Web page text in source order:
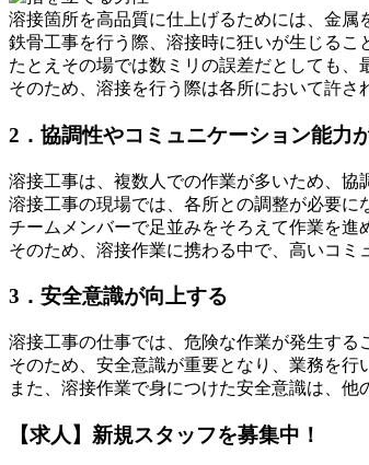
溶接箇所を高品質に仕上げるためには、金属
鉄骨工事を行う際、溶接時に狂いが生じるこ
たとえその場では数ミリの誤差だとしても、
そのため、溶接を行う際は各所において許さ
2．協調性やコミュニケーション能力
溶接工事は、複数人での作業が多いため、協
溶接工事の現場では、各所との調整が必要に
チームメンバーで足並みをそろえて作業を進
そのため、溶接作業に携わる中で、高いコミ
3．安全意識が向上する
溶接工事の仕事では、危険な作業が発生する
そのため、安全意識が重要となり、業務を行
また、溶接作業で身につけた安全意識は、他
【求人】新規スタッフを募集中！